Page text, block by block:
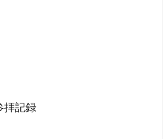
記録